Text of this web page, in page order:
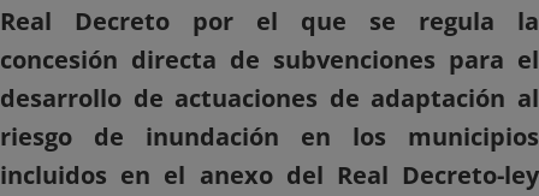
Real Decreto por el que se regula la
concesión directa de subvenciones para el
desarrollo de actuaciones de adaptación al
riesgo de inundación en los municipios
incluidos en el anexo del Real Decreto-ley